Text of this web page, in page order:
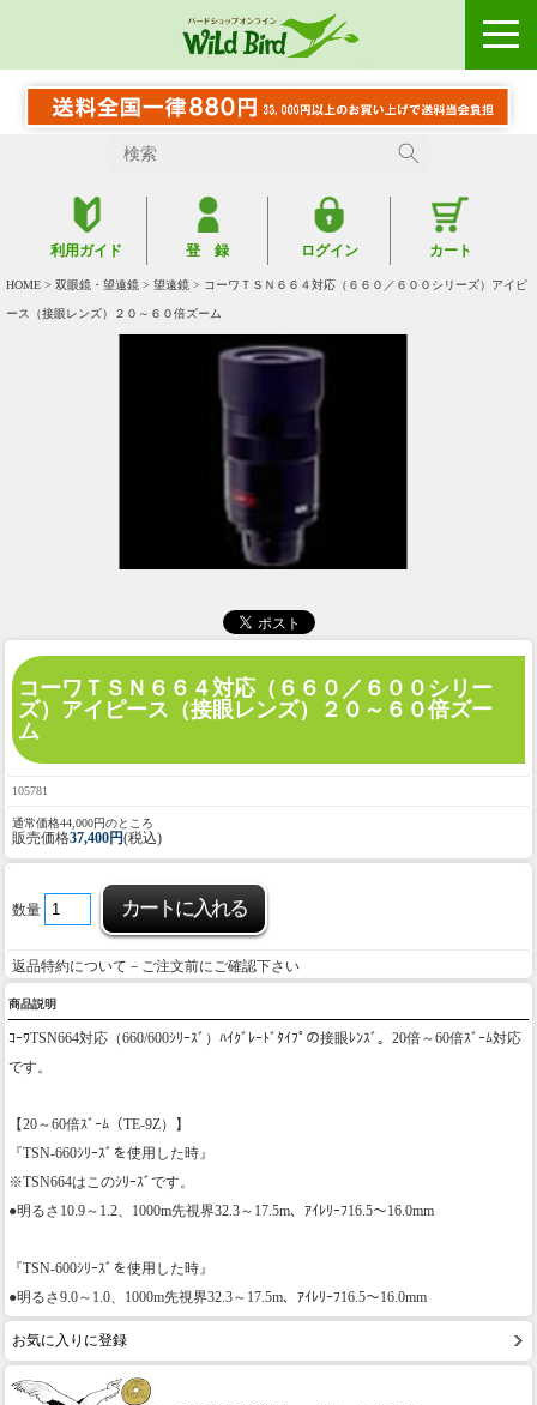
利用ガイド 登 録 ログイン カート
HOME > 双眼鏡・望遠鏡 > 望遠鏡 > コーワＴＳＮ６６４対応（６６０／６００シリーズ）アイピ
ース（接眼レンズ）２０～６０倍ズーム
コーワＴＳＮ６６４対応（６６０／６００シリー
ズ）アイピース（接眼レンズ）２０～６０倍ズー
ム
105781
通常価格44,000円のところ
販売価格37,400円(税込)
数量
返品特約について－ご注文前にご確認下さい
商品説明
ｺｰﾜTSN664対応（660/600ｼﾘｰｽﾞ）ﾊｲｸﾞﾚｰﾄﾞﾀｲﾌﾟの接眼ﾚﾝｽﾞ。20倍～60倍ｽﾞｰﾑ対応
です。
【20～60倍ｽﾞｰﾑ（TE-9Z）】
『TSN-660ｼﾘｰｽﾞを使用した時』
※TSN664はこのｼﾘｰｽﾞです。
●明るさ10.9～1.2、1000m先視界32.3～17.5m、ｱｲﾚﾘｰﾌ16.5～16.0mm
『TSN-600ｼﾘｰｽﾞを使用した時』
●明るさ9.0～1.0、1000m先視界32.3～17.5m、ｱｲﾚﾘｰﾌ16.5～16.0mm
お気に入りに登録